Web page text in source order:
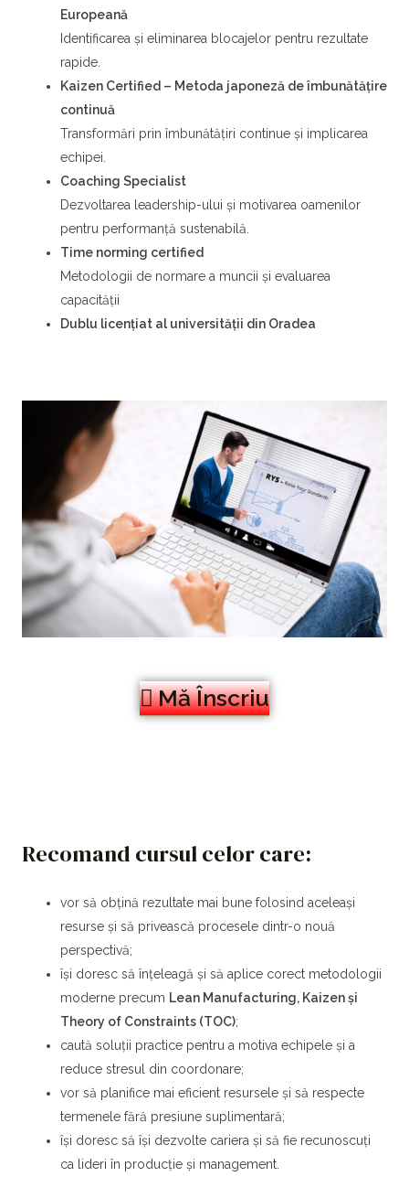
Europeană
Identificarea și eliminarea blocajelor pentru rezultate
rapide.
Kaizen Certified – Metoda japoneză de îmbunătățire
continuă
Transformări prin îmbunătățiri continue și implicarea
echipei.
Coaching Specialist
Dezvoltarea leadership-ului și motivarea oamenilor
pentru performanță sustenabilă.
Time norming certified
Metodologii de normare a muncii și evaluarea
capacității
Dublu licențiat al universității din Oradea
Mă Înscriu
Recomand cursul celor care:
vor să obțină rezultate mai bune folosind aceleași
resurse și să privească procesele dintr-o nouă
perspectivă;
își doresc să înțeleagă și să aplice corect metodologii
moderne precum Lean Manufacturing, Kaizen și
Theory of Constraints (TOC);
caută soluții practice pentru a motiva echipele și a
reduce stresul din coordonare;
vor să planifice mai eficient resursele și să respecte
termenele fără presiune suplimentară;
își doresc să își dezvolte cariera și să fie recunoscuți
ca lideri în producție și management.